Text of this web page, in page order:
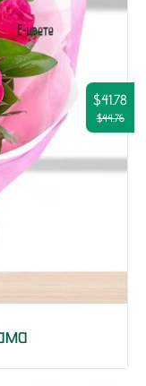
$41.78
$44.76